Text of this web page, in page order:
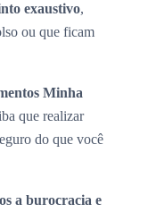
exaustivo,
ou que ficam
Minha
que realizar
do que você
a burocracia e